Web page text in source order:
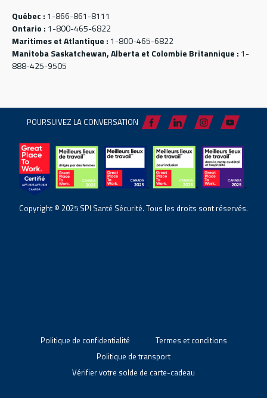
Québec : 1-866-861-8111
Ontario : 1-800-465-6822
Maritimes et Atlantique : 1-800-465-6822
Manitoba Saskatchewan, Alberta et Colombie Britannique : 1-
888-425-9505
POURSUIVEZ LA CONVERSATION
Copyright © 2025 SPI Santé Sécurité. Tous les droits sont réservés.
Politique de confidentialité
Termes et conditions
Politique de transport
Vérifier votre solde de carte-cadeau